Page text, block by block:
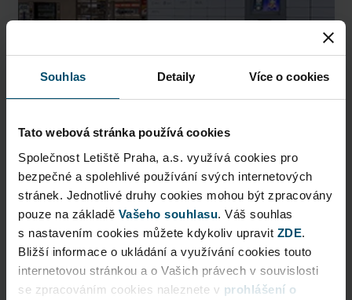
Souhlas Detaily Více o cookies
Tato webová stránka používá cookies
Společnost Letiště Praha, a.s. využívá cookies pro
bezpečné a spolehlivé používání svých internetových
stránek. Jednotlivé druhy cookies mohou být zpracovány
pouze na základě Vašeho souhlasu. Váš souhlas
s nastavením cookies můžete kdykoliv upravit ZDE.
Bližší informace o ukládání a využívání cookies touto
internetovou stránkou a o Vašich právech v souvislosti
se zpracováním cookies naleznete v prohlášení o
AlzaBox
Pick up conveniently and nonstop from AlzaBox ...
Public Area
Now open